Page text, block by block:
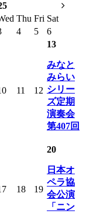
Thu Fri Sat
4 5 6
11 12
13
みなと
みらい
シリー
ズ定期
演奏会
第407回
18 19
20
日本オ
ペラ協
会公演
「ニン